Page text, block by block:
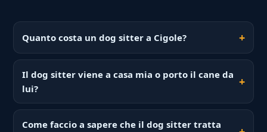
Quanto costa un dog sitter a Cigole?
Il dog sitter viene a casa mia o porto il cane da
lui?
Come faccio a sapere che il dog sitter tratta